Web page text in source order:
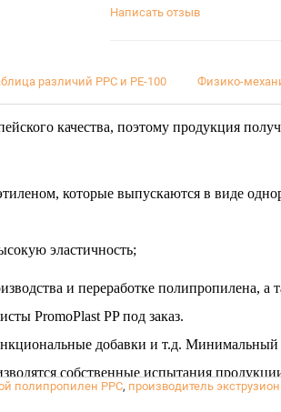
Написать отзыв
различий PPC и PE-100 Физико-
качества, поэтому продукция
которые выпускаются в виде
эластичность;
и переработке полипропилена, а
PromoPlast PP под заказ.
добавки и т.д. Минимальный
собственные испытания
продукцию и ТУ.
полипропилен РРС, производитель